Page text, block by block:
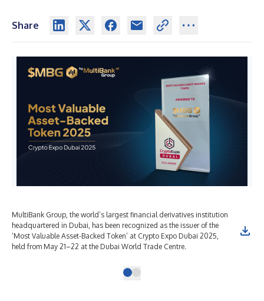
Share
MultiBank Group, the world’s largest financial derivatives institution
headquartered in Dubai, has been recognized as the issuer of the
‘Most Valuable Asset-Backed Token’ at Crypto Expo Dubai 2025,
held from May 21–22 at the Dubai World Trade Centre.